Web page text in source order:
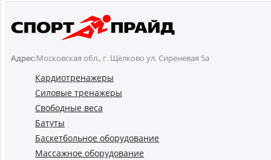
Адрес:Московская обл., г. Щёлково ул. Сиреневая 5а
Кардиотренажеры
Силовые тренажеры
Свободные веса
Батуты
Баскетбольное оборудование
Массажное оборудование